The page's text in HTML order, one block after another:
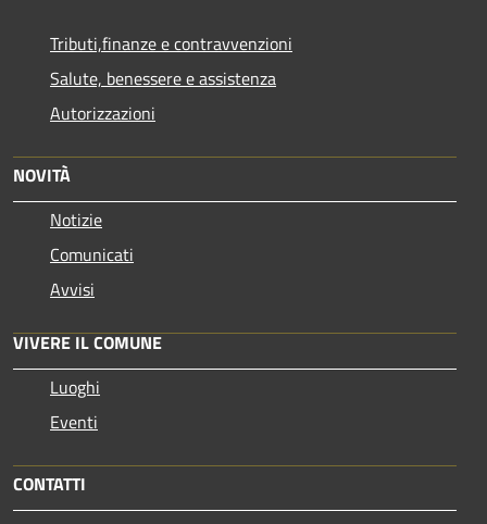
Tributi,finanze e contravvenzioni
Salute, benessere e assistenza
Autorizzazioni
NOVITÀ
Notizie
Comunicati
Avvisi
VIVERE IL COMUNE
Luoghi
Eventi
CONTATTI